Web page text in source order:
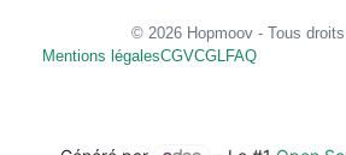
© 2026 Hopmoov - Tous
Mentions légalesCGVCGLFAQ